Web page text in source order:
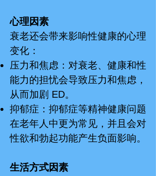
心理因素
衰老还会带来影响性健康的心理
变化：
压力和焦虑：对衰老、健康和性
能力的担忧会导致压力和焦虑，
从而加剧 ED。
抑郁症：抑郁症等精神健康问题
在老年人中更为常见，并且会对
性欲和勃起功能产生负面影响。
生活方式因素